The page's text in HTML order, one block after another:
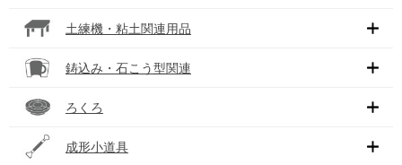
土練機・粘土関連用品
鋳込み・石こう型関連
ろくろ
成形小道具